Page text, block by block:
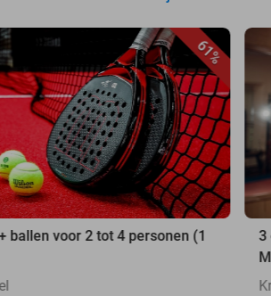
61%
ballen voor 2 tot 4 personen (1
3